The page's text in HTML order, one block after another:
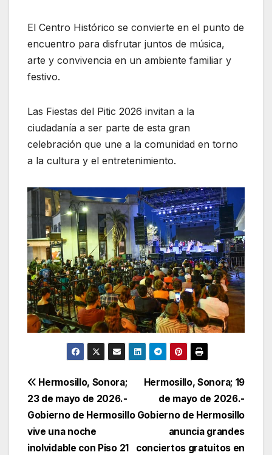
El Centro Histórico se convierte en el punto de
encuentro para disfrutar juntos de música,
arte y convivencia en un ambiente familiar y
festivo.
Las Fiestas del Pitic 2026 invitan a la
ciudadanía a ser parte de esta gran
celebración que une a la comunidad en torno
a la cultura y el entretenimiento.
Navegación
de
entradas
Hermosillo, Sonora; 19
de mayo de 2026.-
Gobierno de Hermosillo
anuncia grandes
conciertos gratuitos en
Hermosillo, Sonora;
23 de mayo de 2026.-
Gobierno de Hermosillo
vive una noche
inolvidable con Piso 21